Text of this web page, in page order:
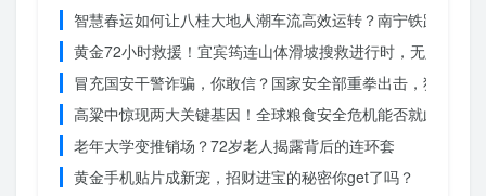
智慧春运如何让八桂大地人潮车流高效运转？南宁铁路枢纽
黄金72小时救援！宜宾筠连山体滑坡搜救进行时，无人机遥
冒充国安干警诈骗，你敢信？国家安全部重拳出击，犯罪团
高粱中惊现两大关键基因！全球粮食安全危机能否就此终结？
老年大学变推销场？72岁老人揭露背后的连环套
黄金手机贴片成新宠，招财进宝的秘密你get了吗？